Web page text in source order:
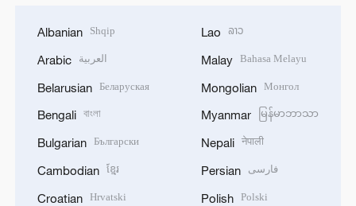
Albanian Shqip
Arabic العربية
Belarusian Беларуская
Bengali বাংলা
Bulgarian Български
Cambodian ខ្មែរ
Croatian Hrvatski
Lao ລາວ
Malay Bahasa Melayu
Mongolian Монгол
Myanmar မြန်မာဘာသာ
Nepali नेपाली
Persian فارسی
Polish Polski